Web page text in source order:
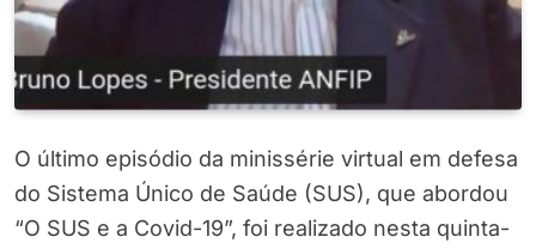
O último episódio da minissérie virtual em defesa
do Sistema Único de Saúde (SUS), que abordou
“O SUS e a Covid-19”, foi realizado nesta quinta-